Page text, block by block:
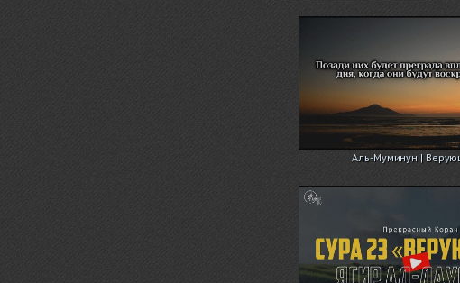
Аль-Муминун |